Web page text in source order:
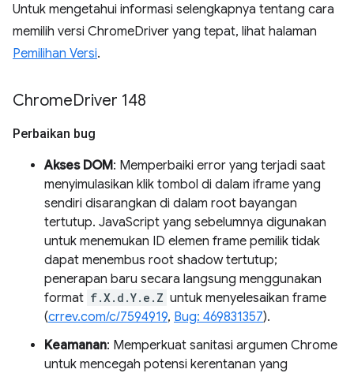
Untuk mengetahui informasi selengkapnya tentang cara
memilih versi ChromeDriver yang tepat, lihat halaman
Pemilihan Versi.
ChromeDriver 148
Perbaikan bug
Akses DOM: Memperbaiki error yang terjadi saat
menyimulasikan klik tombol di dalam iframe yang
sendiri disarangkan di dalam root bayangan
tertutup. JavaScript yang sebelumnya digunakan
untuk menemukan ID elemen frame pemilik tidak
dapat menembus root shadow tertutup;
penerapan baru secara langsung menggunakan
format f.X.d.Y.e.Z untuk menyelesaikan frame
(crrev.com/c/7594919, Bug: 469831357).
Keamanan: Memperkuat sanitasi argumen Chrome
untuk mencegah potensi kerentanan yang